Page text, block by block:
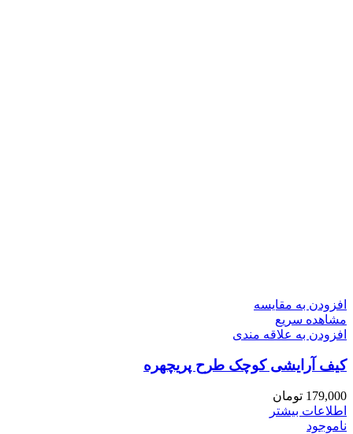
افزودن به مقایسه
مشاهده سریع
افزودن به علاقه مندی
کیف آرایشی کوچک طرح پریچهره
179,000 تومان
اطلاعات بیشتر
ناموجود